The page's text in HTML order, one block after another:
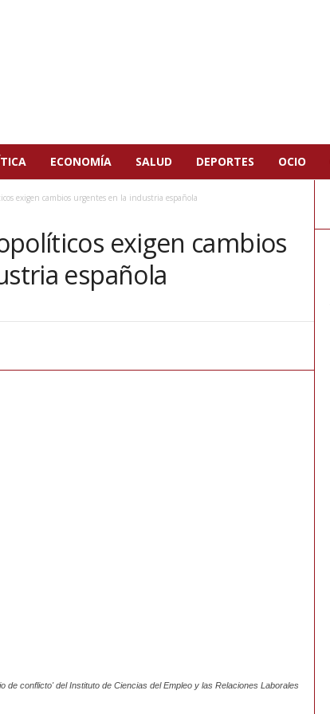
ECONOMÍA SALUD DEPORTES OCIO
exigen cambios urgentes en la industria española
exigen cambios
española
de conflicto' del Instituto de Ciencias del Empleo y las Relaciones Laborales